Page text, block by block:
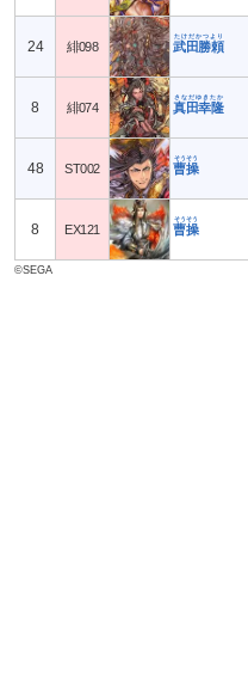
24 緋098 武田勝頼
たけだかつより
8 緋074 真田幸隆
さなだゆきたか
48 ST002 曹操
そうそう
8 EX121 曹操
そうそう
©SEGA